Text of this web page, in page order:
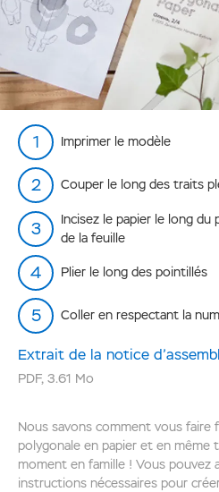
Imprimer le modèle
Couper le long des traits
Incisez le papier le long du
de la feuille
Plier le long des pointillés
Coller en respectant la
Extrait de la notice
PDF, 3.61 Mo
Nous savons comment vous faire
polygonale en papier et en même
moment en famille ! Vous pouvez
instructions nécessaires pour